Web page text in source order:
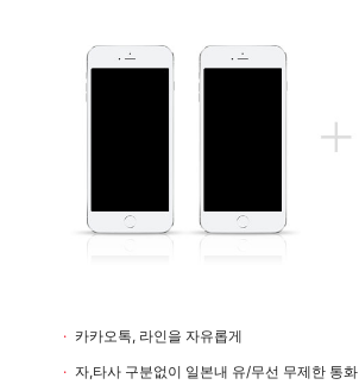
카카오톡, 라인을 자유롭게
자,타사 구분없이 일본내 유/무선 무제한 통화